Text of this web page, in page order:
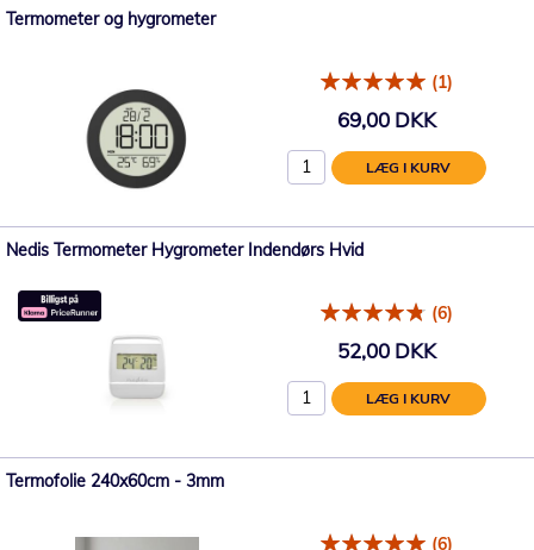
Termometer og hygrometer
(1)
69,00 DKK
LÆG I KURV
Nedis Termometer Hygrometer Indendørs Hvid
(6)
52,00 DKK
LÆG I KURV
Termofolie 240x60cm - 3mm
(6)